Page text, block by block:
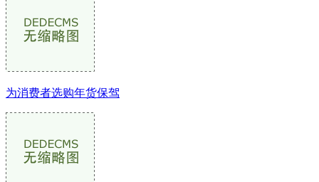
为消费者选购年货保驾